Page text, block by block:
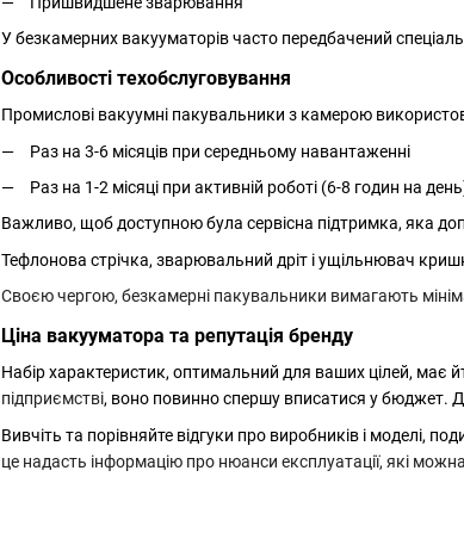
У безкамерних вакууматорів часто передбачений
Особливості техобслуговування
Промислові вакуумні пакувальники з камерою
Раз на 3-6 місяців при середньому навантаженні
Раз на 1-2 місяці при активній роботі (6-8 годин на
Важливо, щоб доступною була сервісна підтримка, яка
Тефлонова стрічка, зварювальний дріт і ущільнювач
Своєю чергою, безкамерні пакувальники вимагають
Ціна вакууматора та репутація бренду
Набір характеристик, оптимальний для ваших цілей, має
підприємстві, воно повинно спершу вписатися у бюджет.
Вивчіть та порівняйте відгуки про виробників і моделі,
це надасть інформацію про нюанси експлуатації, які